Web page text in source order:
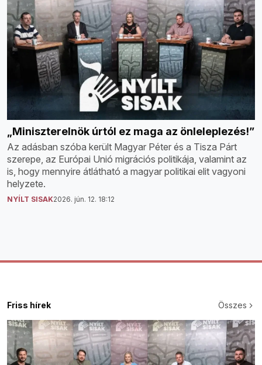
„Miniszterelnök úrtól ez maga az önleleplezés!”
Az adásban szóba került Magyar Péter és a Tisza Párt
szerepe, az Európai Unió migrációs politikája, valamint az
is, hogy mennyire átlátható a magyar politikai elit vagyoni
helyzete.
NYÍLT SISAK2026. jún. 12. 18:12
Friss hírek Összes